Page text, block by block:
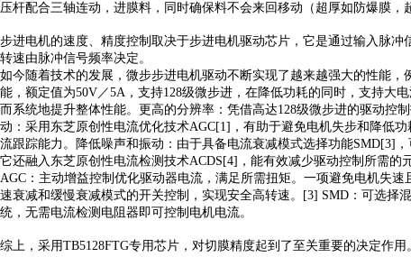
压杆配合三轴连动，进膜料，同时确保料不会来回移动（超厚如防爆膜，
步进电机的速度、精度控制取决于步进电机驱动芯片，它是通过输入脉
转速由脉冲信号频率决定。
如今随着技术的发展，微步步进电机驱动不断实现了越来越强大的性能
能，额定值为50V／5A，支持128级微步进，在降低功耗的同时，支持大
而系统地提升整体性能。更高的分辨率：凭借高达128级微步进的驱动控
动：采用东芝原创性电流优化技术AGC[1]，有助于避免电机失步和降低
流跟踪能力。降低噪声和振动：由于具备电流衰减模式选择功能SMD[3]
它还融入东芝原创性电流检测技术ACDS[4]，能有效减少驱动控制所需
AGC：主动增益控制优化驱动器电流，满足所需扭矩。一项避免电机失
速衰减和缓慢衰减模式的开关控制，实现安全高转速。[3] SMD：可选择
统，无需电流检测电阻器即可控制电机电流。
综上，采用TB5128FTG专用芯片，对切膜精度起到了至关重要的决定作用